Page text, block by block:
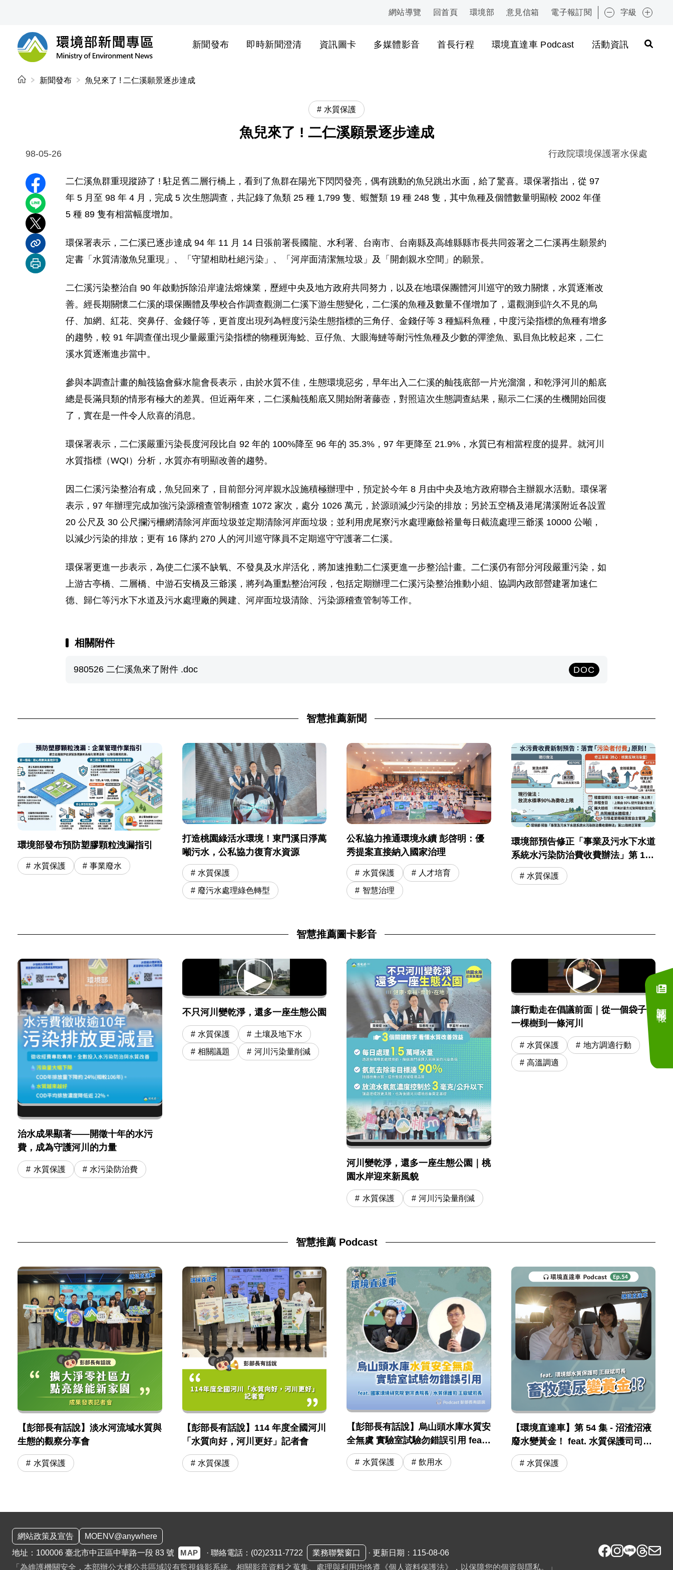
:::
網站導覽 回首頁 環境部 意見信箱 電子報訂閱 字級
環境部新聞專區
新聞發布 即時新聞澄清 資訊圖卡 多媒體影音 首長行程 環境直達車 Podcast 活動資訊
:::
新聞發布 魚兒來了 ! 二仁溪願景逐步達成
水質保護
魚兒來了 ! 二仁溪願景逐步達成
98-05-26 行政院環境保護署水保處
分享至 Facebook
分享到 LINE
分享到 X
分享內容連結
列印本頁
二仁溪魚群重現蹤跡了 ! 駐足舊二層行橋上，看到了魚群在陽光下閃閃發亮，偶有跳動的魚兒跳出水面，給了驚喜。環保署指出，從 97
年 5 月至 98 年 4 月，完成 5 次生態調查，共記錄了魚類 25 種 1,799 隻、蝦蟹類 19 種 248 隻，其中魚種及個體數量明顯較 2002 年僅
5 種 89 隻有相當幅度增加。
環保署表示，二仁溪已逐步達成 94 年 11 月 14 日張前署長國龍、水利署、台南市、台南縣及高雄縣縣市長共同簽署之二仁溪再生願景約
定書「水質清澈魚兒重現」、「守望相助杜絕污染」、「河岸面清潔無垃圾」及「開創親水空間」的願景。
二仁溪污染整治自 90 年啟動拆除沿岸違法熔煉業，歷經中央及地方政府共同努力，以及在地環保團體河川巡守的致力關懷，水質逐漸改
善。經長期關懷二仁溪的環保團體及學校合作調查觀測二仁溪下游生態變化，二仁溪的魚種及數量不僅增加了，還觀測到許久不見的烏
仔、加網、紅花、突鼻仔、金錢仔等，更首度出現列為輕度污染生態指標的三角仔、金錢仔等 3 種鰏科魚種，中度污染指標的魚種有增多
的趨勢，較 91 年調查僅出現少量嚴重污染指標的物種斑海鯰、豆仔魚、大眼海鰱等耐污性魚種及少數的彈塗魚、虱目魚比較起來，二仁
溪水質逐漸進步當中。
參與本調查計畫的舢筏協會蘇水龍會長表示，由於水質不佳，生態環境惡劣，早年出入二仁溪的舢筏底部一片光溜溜，和乾淨河川的船底
總是長滿貝類的情形有極大的差異。但近兩年來，二仁溪舢筏船底又開始附著藤壺，對照這次生態調查結果，顯示二仁溪的生機開始回復
了，實在是一件令人欣喜的消息。
環保署表示，二仁溪嚴重污染長度河段比自 92 年的 100%降至 96 年的 35.3%，97 年更降至 21.9%，水質已有相當程度的提昇。就河川
水質指標（WQI）分析，水質亦有明顯改善的趨勢。
因二仁溪污染整治有成，魚兒回來了，目前部分河岸親水設施積極辦理中，預定於今年 8 月由中央及地方政府聯合主辦親水活動。環保署
表示，97 年辦理完成加強污染源稽查管制稽查 1072 家次，處分 1026 萬元，於源頭減少污染的排放；另於五空橋及港尾溝溪附近各設置
20 公尺及 30 公尺攔污柵網清除河岸面垃圾並定期清除河岸面垃圾；並利用虎尾寮污水處理廠餘裕量每日截流處理三爺溪 10000 公噸，
以減少污染的排放；更有 16 隊約 270 人的河川巡守隊員不定期巡守守護著二仁溪。
環保署更進一步表示，為使二仁溪不缺氧、不發臭及水岸活化，將加速推動二仁溪更進一步整治計畫。二仁溪仍有部分河段嚴重污染，如
上游古亭橋、二層橋、中游石安橋及三爺溪，將列為重點整治河段，包括定期辦理二仁溪污染整治推動小組、協調內政部營建署加速仁
德、歸仁等污水下水道及污水處理廠的興建、河岸面垃圾清除、污染源稽查管制等工作。
相關附件
980526 二仁溪魚來了附件 .doc DOC
智慧推薦新聞
環境部發布預防塑膠顆粒洩漏指引
水質保護 事業廢水
打造桃園綠活水環境！東門溪日淨萬
噸污水，公私協力復育水資源
水質保護
廢污水處理綠色轉型
公私協力推通環境永續 彭啓明：優
秀提案直接納入國家治理
水質保護 人才培育
智慧治理
環境部預告修正「事業及污水下水道
系統水污染防治費收費辦法」第 11
條
水質保護
智慧推薦圖卡影音
治水成果顯著——開徵十年的水污
費，成為守護河川的力量
水質保護 水污染防治費
不只河川變乾淨，還多一座生態公園
水質保護 土壤及地下水
相關議題 河川污染量削減
河川變乾淨，還多一座生態公園｜桃
園水岸迎來新風貌
水質保護 河川污染量削減
讓行動走在倡議前面｜從一個袋子、
一棵樹到一條河川
水質保護 地方調適行動
高溫調適
智慧推薦 Podcast
【彭部長有話說】淡水河流域水質與
生態的觀察分享會
水質保護
【彭部長有話說】114 年度全國河川
「水質向好，河川更好」記者會
水質保護
【彭部長有話說】烏山頭水庫水質安
全無虞 實驗室試驗勿錯誤引用 feat .
國環院 劉宗勇院長 / 水保司 王嶽斌
司長
水質保護 飲用水
【環境直達車】第 54 集 - 沼渣沼液
廢水變黃金！ feat. 水質保護司司長
王嶽斌 司長
水質保護
網站政策及宣告
MOENV@anywhere
地址：100006 臺北市中正區中華路一段 83 號
MAP · 聯絡電話： (02)2311-7722 業務聯繫窗口 · 更新日期：115-08-06
「為維護機關安全，本部辦公大樓公共區域設有監視錄影系統。相關影音資料之蒐集、處理與利用均恪遵《個人資料保護法》，以保障您的個資與隱私。」